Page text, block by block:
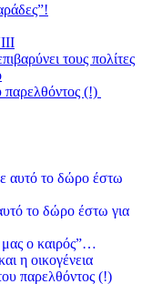
τους πολίτες
παρελθόντος (!)
το δώρο έστω για
ο καιρός”…
η οικογένεια